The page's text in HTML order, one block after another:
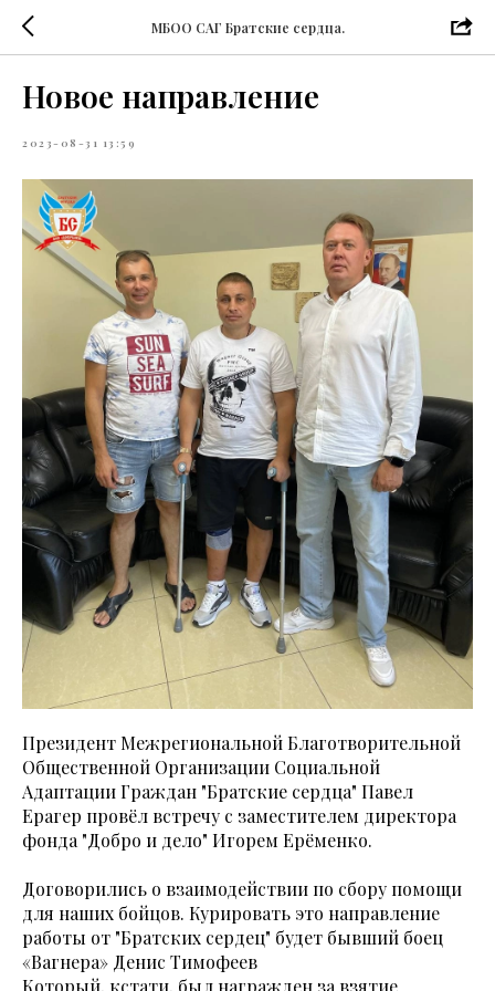
МБОО САГ Братские сердца.
Новое направление
2023-08-31 13:59
Президент Межрегиональной Благотворительной
Общественной Организации Социальной
Адаптации Граждан "Братские сердца" Павел
Ерагер провёл встречу с заместителем директора
фонда "Добро и дело" Игорем Ерёменко.
Договорились о взаимодействии по сбору помощи
для наших бойцов. Курировать это направление
работы от "Братских сердец" будет бывший боец
«Вагнера» Денис Тимофеев